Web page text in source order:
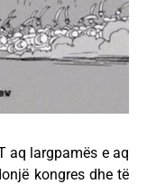
aq largpamës e aq
kongres dhe të